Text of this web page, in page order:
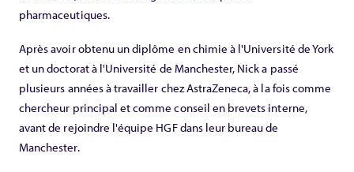
pharmaceutiques.
Après avoir obtenu un diplôme en chimie à l'Université de York
et un doctorat à l'Université de Manchester, Nick a passé
plusieurs années à travailler chez AstraZeneca, à la fois comme
chercheur principal et comme conseil en brevets interne,
avant de rejoindre l'équipe HGF dans leur bureau de
Manchester.